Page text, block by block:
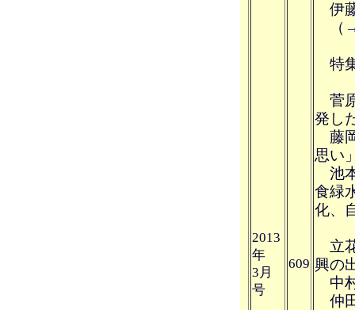
2013
年
3月
号
609
伊
（
特
菅
発し
藤
思い
池
食緑
化、
立
興の
中
仲